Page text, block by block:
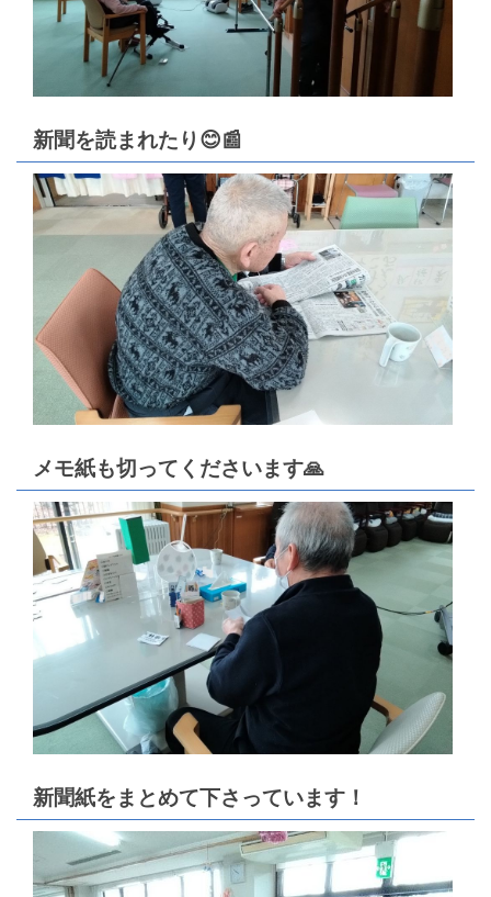
新聞を読まれたり😊📰
メモ紙も切ってくださいます🙏
新聞紙をまとめて下さっています！